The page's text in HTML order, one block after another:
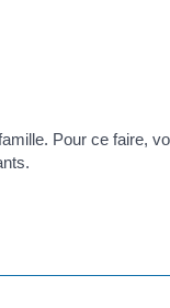
Pour ce faire,